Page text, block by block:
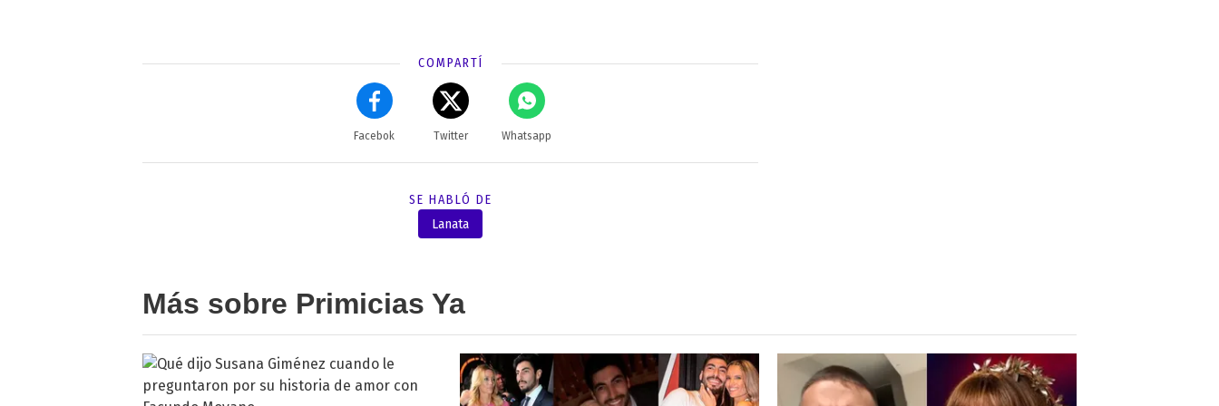
COMPARTÍ
Facebok Twitter Whatsapp
SE HABLÓ DE
Lanata
Más sobre Primicias Ya